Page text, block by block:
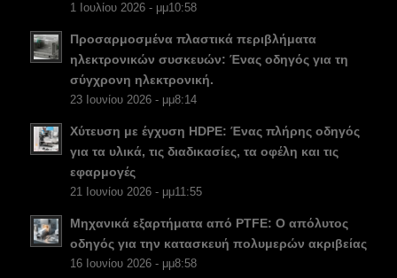
1 Ιουλίου 2026 - μμ10:58
Προσαρμοσμένα πλαστικά περιβλήματα
ηλεκτρονικών συσκευών: Ένας οδηγός για τη
σύγχρονη ηλεκτρονική.
23 Ιουνίου 2026 - μμ8:14
Χύτευση με έγχυση HDPE: Ένας πλήρης οδηγός
για τα υλικά, τις διαδικασίες, τα οφέλη και τις
εφαρμογές
21 Ιουνίου 2026 - μμ11:55
Μηχανικά εξαρτήματα από PTFE: Ο απόλυτος
οδηγός για την κατασκευή πολυμερών ακριβείας
16 Ιουνίου 2026 - μμ8:58
PL
TR
ES
PT
CS